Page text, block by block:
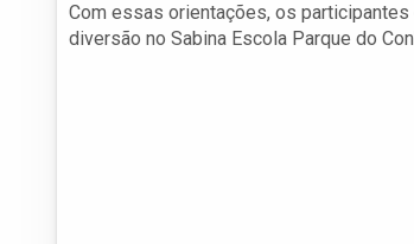
Com essas orientações, os
diversão no Sabina Escola Parque do